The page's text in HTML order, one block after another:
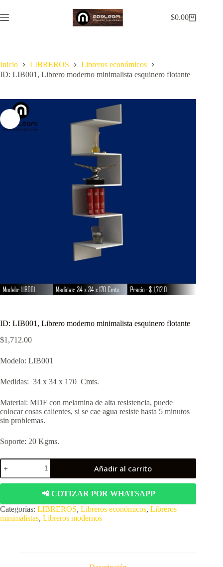
al
contenido
Carro
$0.00
Inicio LIBREROS
Libreros económicos
ID: LIB001, Librero moderno minimalista esquinero flotante
ID: LIB001, Librero moderno minimalista esquinero flotante
$1,712.00
Modelo: LIB001
Medidas: 34 x 34 x 170 Cmts.
Material: MDF con melamina de alta resistencia, puede
colocar cosas calientes, si se cae agua resiste hasta 5 minutos
sin problemas.
Soporte: 20 Kgms.
ID:
LIB001,
Librero
moderno
esquinero
flotante
cantidad
Añadir al carrito
📲 COTIZAR POR WHATSAPP
Categorías: LIBREROS, Libreros económicos, Libreros
minimalistas, Libreros modernos